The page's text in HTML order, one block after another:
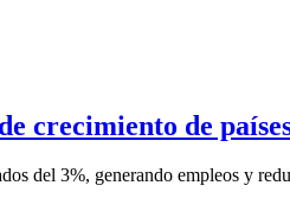
crecimiento de
del 3%, generando empleos y